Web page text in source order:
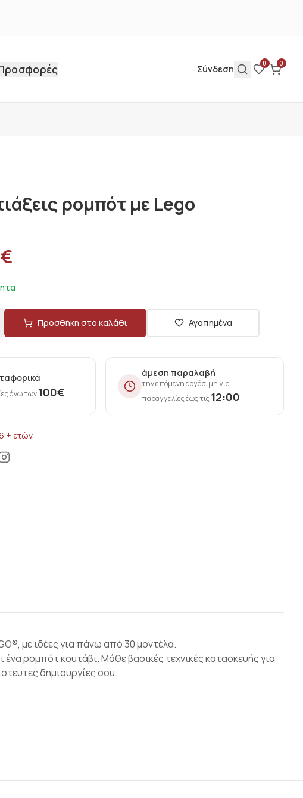
Σύνδεση
0 0
ρομπότ με Lego
€
Προσθήκη στο καλάθι Αγαπημένα
άνω των100€
άμεση παραλαβή
την επόμενη εργάσιμη για
παραγγελίες έως τις12:00
+ ετών
με ιδέες για πάνω από 30 μοντέλα.
ρομπότ κουτάβι. Μάθε βασικές τεχνικές κατασκευής για
δημιουργίες σου.